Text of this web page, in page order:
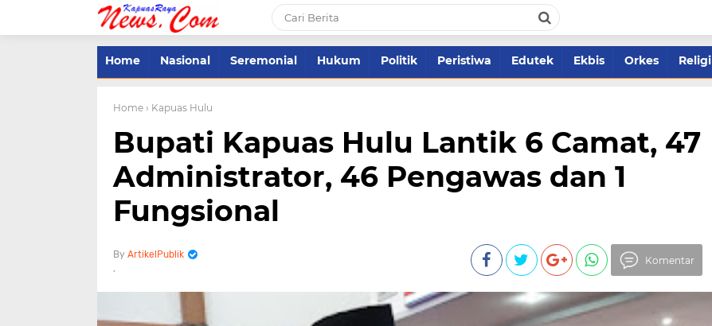
Home Nasional Seremonial Hukum Politik Peristiwa Edutek Ekbis Orkes Religi
Home › Kapuas Hulu
Bupati Kapuas Hulu Lantik 6 Camat, 47
Administrator, 46 Pengawas dan 1
Fungsional
ArtikelPublik Komentar